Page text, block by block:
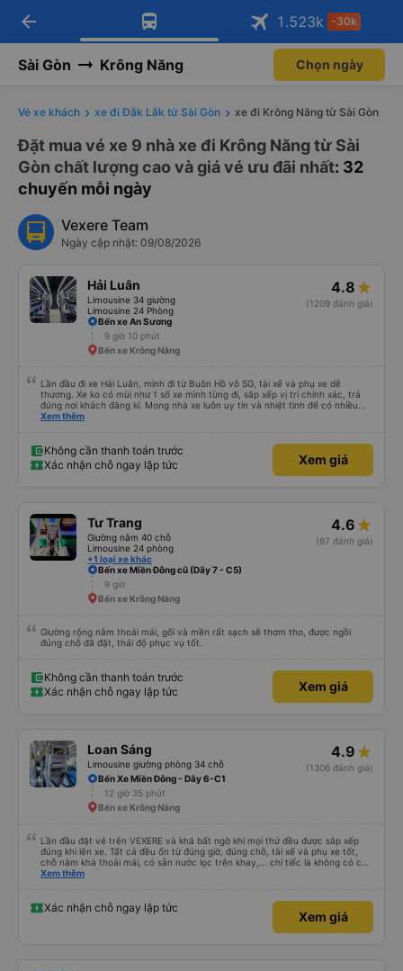
Tải app Vexere ngay!
Nhận ưu đãi thành viên độc
Mở app
Tải app Vexere
-30k/ghế khi đặt vé máy bay qua
Mở app
arrow_back 1.523k -30k
Sài Gòn Krông Năng Chọn ngày
Vé xe khách xe đi Đắk Lắk từ Sài Gòn xe đi Krông Năng từ Sài Gòn
Đặt mua vé xe 9 nhà xe đi Krông Năng từ Sài
Gòn chất lượng cao và giá vé ưu đãi nhất: 32
chuyến mỗi ngày
Vexere Team
Ngày cập nhật: 09/08/2026
Hải Luân
Limousine 34 giường
Limousine 24 Phòng
4.8
(1209 đánh giá)
Bến xe An Sương
9 giờ 10 phút
Bến xe Krông Năng
Lần đầu đi xe Hải Luân, mình đi từ Buôn Hồ vô SG, tài xế và phụ xe dễ
thương. Xe ko có mùi như 1 số xe mình từng đi, sắp xếp vị trí chính xác, trả
đúng nơi khách đăng kí. Mong nhà xe luôn uy tín và nhiệt tình để có nhiều
khách hàng hơn nữa
Xem thêm
Không cần thanh toán trước
Xác nhận chỗ ngay lập tức
Xem giá
Tư Trang
Giường nằm 40 chỗ
Limousine 24 phòng
+1 loại xe khác
4.6
(87 đánh giá)
Bến xe Miền Đông cũ (Dãy 7 - C5)
9 giờ
Bến xe Krông Năng
Giường rộng nằm thoải mái, gối và mền rất sạch sẽ thơm tho, được ngồi
đúng chỗ đã đặt, thái độ phục vụ tốt.
Không cần thanh toán trước
Xác nhận chỗ ngay lập tức
Xem giá
Loan Sáng
Limousine giường phòng 34 chỗ
4.9
(1306 đánh giá)
Bến Xe Miền Đông - Dãy 6-C1
12 giờ 35 phút
Bến xe Krông Năng
Lần đầu đặt vé trên VEXERE và khá bất ngờ khi mọi thứ đều được sắp xếp
đúng khi lên xe. Tất cả đều ổn từ đúng giờ, đúng chỗ, tài xế và phụ xe tốt,
chỗ nằm khá thoải mái, có sẵn nước lọc trên khay,... chỉ tiếc là không có chỗ
để sạc pin thôi. Nhưng vậy cũng quá ổn rồi!
Xem thêm
Xác nhận chỗ ngay lập tức
Xem giá